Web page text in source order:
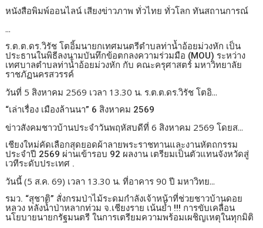
หนังสือพิมพ์ออนไลน์ เสียงข่าวภาพ ทั่วไทย ทั่วโลก ทันสถานการณ์
...
ร.ต.ต.ดร.วิรัช โตอิ้มนายกเทศมนตรีตำบลท่าน้ำอ้อยม่วงหัก เป็น
ประธานในพิธีลงนามบันทึกข้อตกลงความร่วมมือ (MOU) ระหว่าง
เทศบาลตำบลท่าน้ำอ้อยม่วงหัก กับ คณะครุศาสตร์ มหาวิทยาลัย
ราชภัฏนครสวรรค์
วันที่ 5 สิงหาคม 2569 เวลา 13.30 น. ร.ต.ต.ดร.วิรัช โตอิ...
“เล่าเรื่อง เมืองล้านนา” 6 สิงหาคม 2569
ข่าวสังคมชาวบ้านประจำวันพฤหัสบดีที่ 6 สิงหาคม 2569 โดยส...
เชียงใหม่คัดเลือกสุดยอดผ้าลายพระราชทานและงานหัตถกรรม
ประจำปี 2569 ผ่านเข้ารอบ 92 ผลงาน เตรียมเป็นตัวแทนจังหวัดสู่
เวทีระดับประเทศ .
วันนี้ (5 ส.ค. 69) เวลา 13.30 น. ที่อาคาร 90 ปี มหาวิทย...
รมว. “สุชาติ” สั่งกรมป่าไม้ระดมกำลังเจ้าหน้าที่ช่วยชาวบ้านดอย
หลวง หลังน้ำป่าหลากท่วม จ.เชียงราย เน้นย้ำ !!! การขับเคลื่อน
นโยบายนายกรัฐมนตรี ในการเตรียมความพร้อมเผชิญเหตุในทุกมิติ